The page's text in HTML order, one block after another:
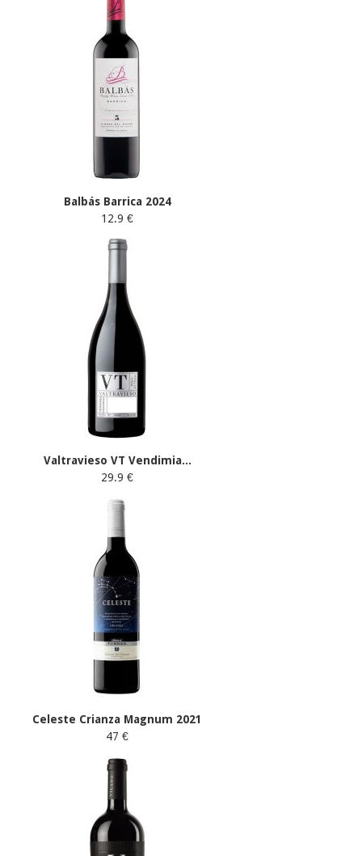
Balbás Barrica 2024
12.9 €
Valtravieso VT Vendimia...
29.9 €
Celeste Crianza Magnum 2021
47 €